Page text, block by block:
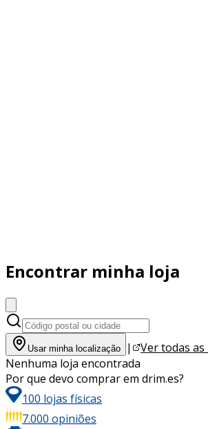
Encontrar minha loja
Usar minha localização |
Ver todas as
Nenhuma loja encontrada
Por que devo comprar em drim.es?
100 lojas físicas
7.000 opiniões